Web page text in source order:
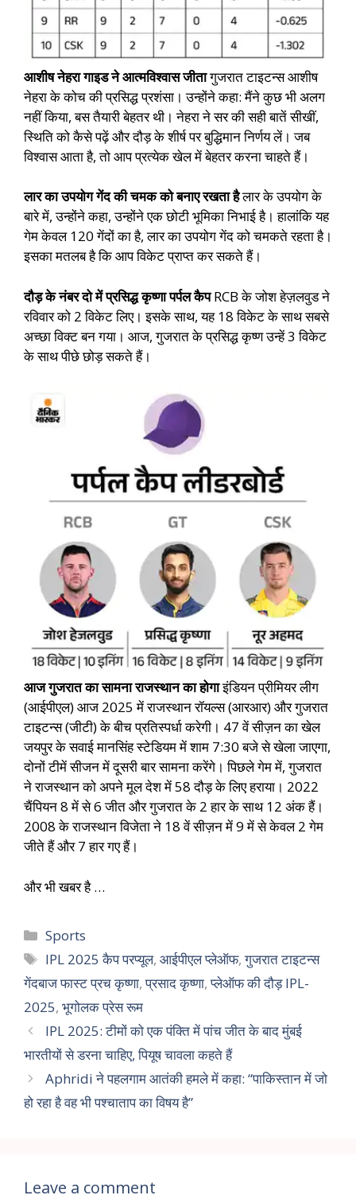
आशीष नेहरा गाइड ने आत्मविश्वास जीतागुजरात टाइटन्स आशीष
नेहरा के कोच की प्रसिद्ध प्रशंसा। उन्होंने कहा: मैंने कुछ भी अलग
नहीं किया, बस तैयारी बेहतर थी। नेहरा ने सर की सही बातें सीखीं,
स्थिति को कैसे पढ़ें और दौड़ के शीर्ष पर बुद्धिमान निर्णय लें। जब
विश्वास आता है, तो आप प्रत्येक खेल में बेहतर करना चाहते हैं।
लार का उपयोग गेंद की चमक को बनाए रखता हैलार के उपयोग के
बारे में, उन्होंने कहा, उन्होंने एक छोटी भूमिका निभाई है। हालांकि यह
गेम केवल 120 गेंदों का है, लार का उपयोग गेंद को चमकते रहता है।
इसका मतलब है कि आप विकेट प्राप्त कर सकते हैं।
दौड़ के नंबर दो में प्रसिद्ध कृष्णा पर्पल कैपRCB के जोश हेज़लवुड ने
रविवार को 2 विकेट लिए। इसके साथ, यह 18 विकेट के साथ सबसे
अच्छा विक्ट बन गया। आज, गुजरात के प्रसिद्ध कृष्ण उन्हें 3 विकेट
के साथ पीछे छोड़ सकते हैं।
आज गुजरात का सामना राजस्थान का होगाइंडियन प्रीमियर लीग
(आईपीएल) आज 2025 में राजस्थान रॉयल्स (आरआर) और गुजरात
टाइटन्स (जीटी) के बीच प्रतिस्पर्धा करेगी। 47 वें सीज़न का खेल
जयपुर के सवाई मानसिंह स्टेडियम में शाम 7:30 बजे से खेला जाएगा,
दोनों टीमें सीजन में दूसरी बार सामना करेंगे। पिछले गेम में, गुजरात
ने राजस्थान को अपने मूल देश में 58 दौड़ के लिए हराया। 2022
चैंपियन 8 में से 6 जीत और गुजरात के 2 हार के साथ 12 अंक हैं।
2008 के राजस्थान विजेता ने 18 वें सीज़न में 9 में से केवल 2 गेम
जीते हैं और 7 हार गए हैं।
और भी खबर है …
Sports
IPL 2025 कैप परप्यूल,आईपीएल प्लेऑफ,गुजरात टाइटन्स
गेंदबाज फास्ट प्रच कृष्णा,प्रसाद कृष्णा,प्लेऑफ की दौड़ IPL-
2025, भूगोलक प्रेस रूम
IPL 2025: टीमों को एक पंक्ति में पांच जीत के बाद मुंबई
भारतीयों से डरना चाहिए, पियूष चावला कहते हैं
Aphridi ने पहलगाम आतंकी हमले में कहा: “पाकिस्तान में जो
हो रहा है वह भी पश्चाताप का विषय है”
Leave a comment